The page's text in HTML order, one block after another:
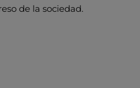
de la sociedad.